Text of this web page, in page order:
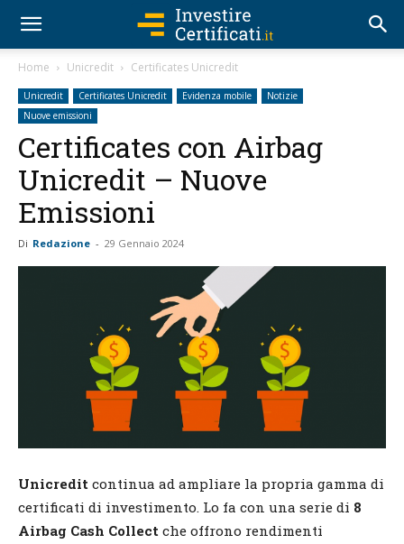
Home Unicredit Certificates Unicredit
Unicredit Certificates Unicredit Evidenza mobile
Notizie
Nuove emissioni
Certificates con Airbag
Unicredit – Nuove
Emissioni
Di Redazione - 29 Gennaio 2024
Unicredit continua ad ampliare la propria gamma di
certificati di investimento. Lo fa con una serie di 8
Airbag Cash Collect che offrono rendimenti